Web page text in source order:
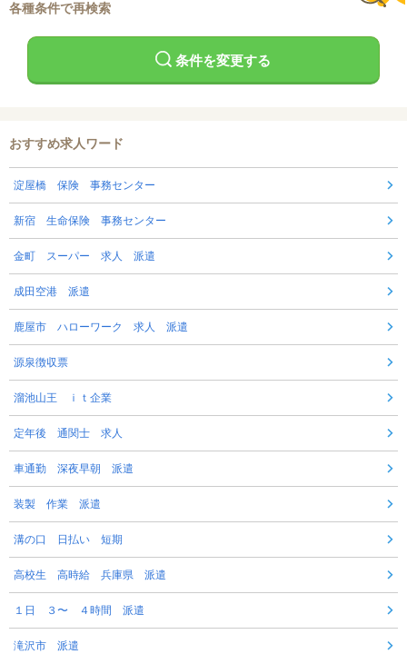
各種条件で再検索
条件を変更する
おすすめ求人ワード
淀屋橋 保険 事務センター
新宿 生命保険 事務センター
金町 スーパー 求人 派遣
成田空港 派遣
鹿屋市 ハローワーク 求人 派遣
源泉徴収票
溜池山王 ｉｔ企業
定年後 通関士 求人
車通勤 深夜早朝 派遣
装製 作業 派遣
溝の口 日払い 短期
高校生 高時給 兵庫県 派遣
１日 ３〜 ４時間 派遣
滝沢市 派遣